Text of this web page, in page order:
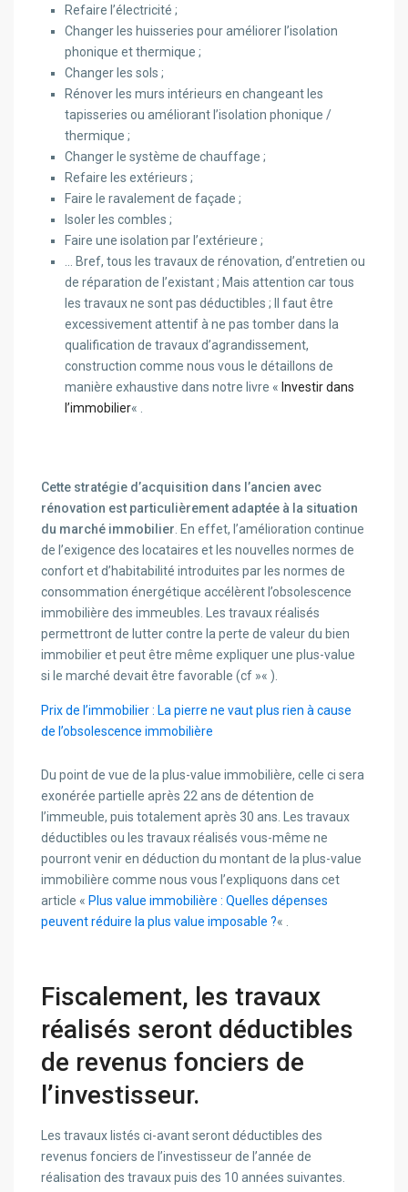
Refaire l’électricité ;
Changer les huisseries pour améliorer l’isolation
phonique et thermique ;
Changer les sols ;
Rénover les murs intérieurs en changeant les
tapisseries ou améliorant l’isolation phonique /
thermique ;
Changer le système de chauffage ;
Refaire les extérieurs ;
Faire le ravalement de façade ;
Isoler les combles ;
Faire une isolation par l’extérieure ;
… Bref, tous les travaux de rénovation, d’entretien ou
de réparation de l’existant ; Mais attention car tous
les travaux ne sont pas déductibles ; Il faut être
excessivement attentif à ne pas tomber dans la
qualification de travaux d’agrandissement,
construction comme nous vous le détaillons de
manière exhaustive dans notre livre « Investir dans
l’immobilier« .
Cette stratégie d’acquisition dans l’ancien avec
rénovation est particulièrement adaptée à la situation
du marché immobilier . En effet, l’amélioration continue
de l’exigence des locataires et les nouvelles normes de
confort et d’habitabilité introduites par les normes de
consommation énergétique accélèrent l’obsolescence
immobilière des immeubles. Les travaux réalisés
permettront de lutter contre la perte de valeur du bien
immobilier et peut être même expliquer une plus-value
si le marché devait être favorable (cf »
Prix de l’immobilier : La pierre ne vaut plus rien à cause
de l’obsolescence immobilière
« ).
Du point de vue de la plus-value immobilière, celle ci sera
exonérée partielle après 22 ans de détention de
l’immeuble, puis totalement après 30 ans. Les travaux
déductibles ou les travaux réalisés vous-même ne
pourront venir en déduction du montant de la plus-value
immobilière comme nous vous l’expliquons dans cet
article « Plus value immobilière : Quelles dépenses
peuvent réduire la plus value imposable ?« .
Fiscalement, les travaux
réalisés seront déductibles
de revenus fonciers de
l’investisseur.
Les travaux listés ci-avant seront déductibles des
revenus fonciers de l’investisseur de l’année de
réalisation des travaux puis des 10 années suivantes.